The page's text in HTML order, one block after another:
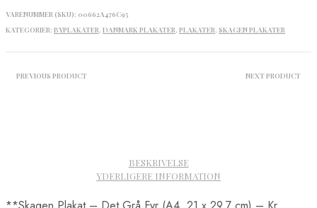
VARENUMMER (SKU): 00662A476C95
KATEGORIER: BYPLAKATER, DANMARK PLAKATER, PLAKATER, SKAGEN PLAKATER
PREVIOUS PRODUCT NEXT PRODUCT
BESKRIVELSE
YDERLIGERE INFORMATION